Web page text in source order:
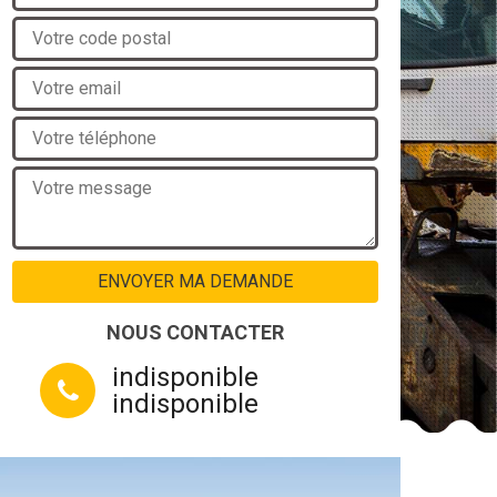
NOUS CONTACTER
indisponible
indisponible